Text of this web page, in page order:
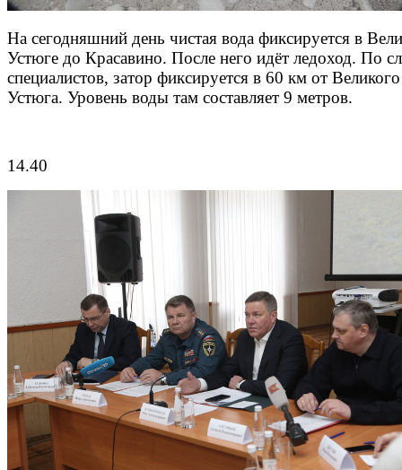
На сегодняшний день чистая вода фиксируется в
Устюге до Красавино. После него идёт ледоход. По
специалистов, затор фиксируется в 60 км от Великого
Устюга. Уровень воды там составляет 9 метров.
14.40